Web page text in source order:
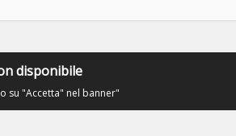
disponibile
su "Accetta" nel banner"